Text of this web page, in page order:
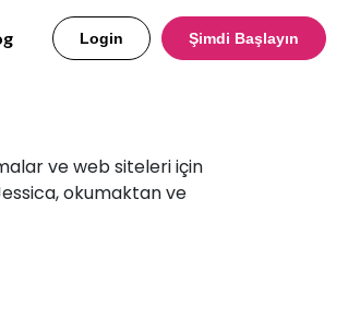
Login Şimdi Başlayın
ve web siteleri için
okumaktan ve